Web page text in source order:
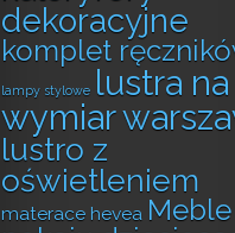
dekoracyjne
komplet
lampy stylowe lustra na
wymiar
lustro z
oświetleniem
materace hevea